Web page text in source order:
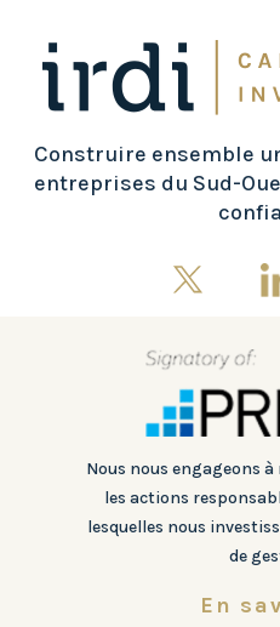
Construire ensemble
entreprises du Sud-
Nous nous engageons
les actions
lesquelles nous
de
En